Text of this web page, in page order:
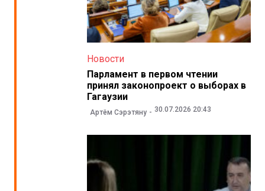
Новости
Парламент в первом чтении
принял законопроект о выборах в
Гагаузии
Артём Сэрэтяну 30.07.2026 20:43